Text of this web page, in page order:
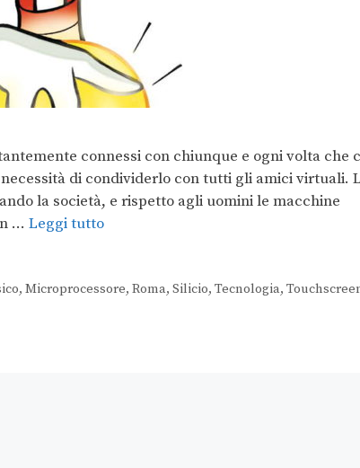
connessi con chiunque e ogni volta che
di condividerlo con tutti gli amici virtuali.
la società, e rispetto agli uomini le macchine
… Leggi tutto
, Microprocessore, Roma, Silicio, Tecnologia,